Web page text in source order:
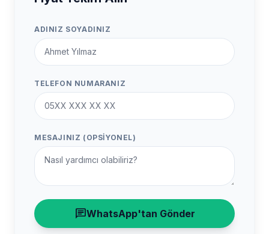
ADINIZ SOYADINIZ
TELEFON NUMARANIZ
MESAJINIZ (OPSIYONEL)
chatWhatsApp'tan Gönder